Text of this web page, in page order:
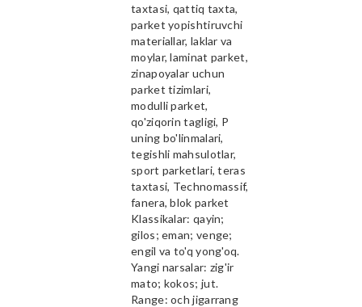
taxtasi, qattiq taxta,
parket yopishtiruvchi
materiallar, laklar va
moylar, laminat parket,
zinapoyalar uchun
parket tizimlari,
modulli parket,
qo'ziqorin tagligi, P
uning bo'linmalari,
tegishli mahsulotlar,
sport parketlari, teras
taxtasi, Technomassif,
fanera, blok parket
Klassikalar: qayin;
gilos; eman; venge;
engil va to'q yong'oq.
Yangi narsalar: zig'ir
mato; kokos; jut.
Range: och jigarrang